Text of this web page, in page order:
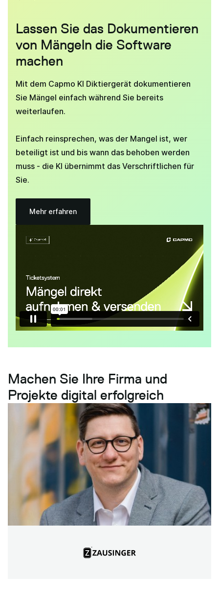
Lassen Sie das Dokumentieren
von Mängeln die Software
machen
Mit dem Capmo KI Diktiergerät dokumentieren
Sie Mängel einfach während Sie bereits
weiterlaufen.
Einfach reinsprechen, was der Mangel ist, wer
beteiligt ist und bis wann das behoben werden
muss - die KI übernimmt das Verschriftlichen für
Sie.
Mehr erfahren
Machen Sie Ihre Firma und
Projekte digital erfolgreich